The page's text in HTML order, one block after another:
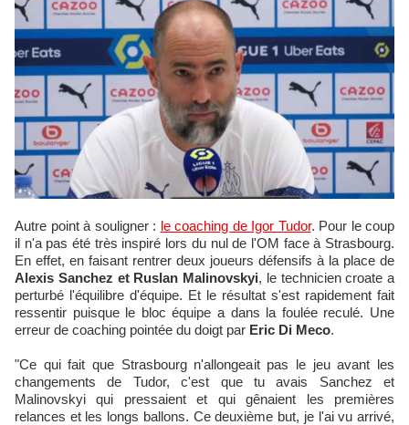
Autre point à souligner : le coaching de Igor Tudor. Pour le coup
il n'a pas été très inspiré lors du nul de l'OM face à Strasbourg.
En effet, en faisant rentrer deux joueurs défensifs à la place de
Alexis Sanchez et Ruslan Malinovskyi, le technicien croate a
perturbé l'équilibre d'équipe. Et le résultat s'est rapidement fait
ressentir puisque le bloc équipe a dans la foulée reculé. Une
erreur de coaching pointée du doigt par Eric Di Meco.
"Ce qui fait que Strasbourg n'allongeait pas le jeu avant les
changements de Tudor, c'est que tu avais Sanchez et
Malinovskyi qui pressaient et qui gênaient les premières
relances et les longs ballons. Ce deuxième but, je l'ai vu arrivé,